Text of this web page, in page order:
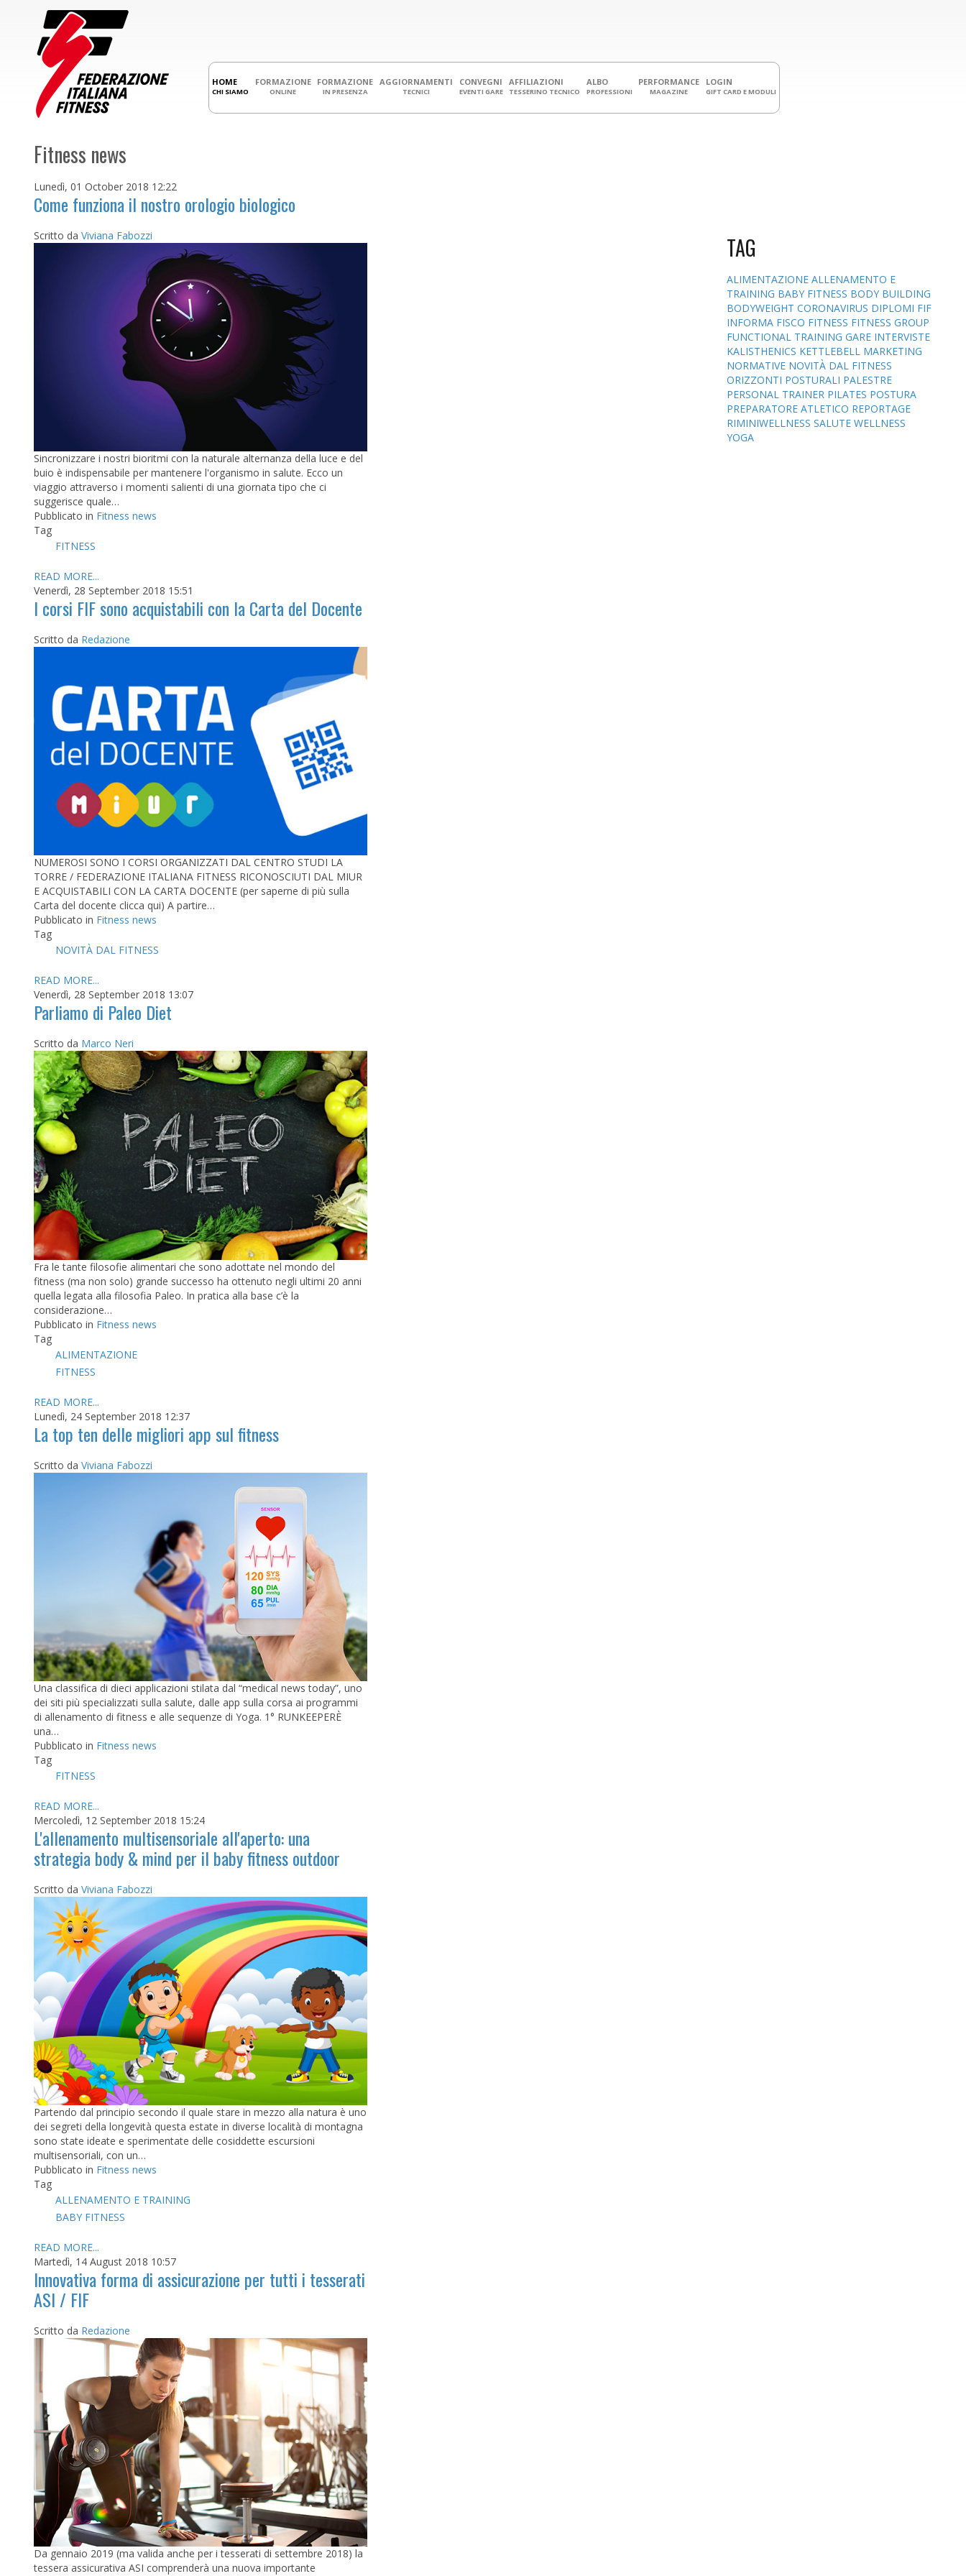
HOME
CHI SIAMO
FORMAZIONE
ONLINE
FORMAZIONE
IN PRESENZA
AGGIORNAMENTI
TECNICI
CONVEGNI
EVENTI GARE
AFFILIAZIONI
TESSERINO TECNICO
ALBO
PROFESSIONI
PERFORMANCE
MAGAZINE
LOGIN
GIFT CARD E MODULI
Fitness news
Lunedì, 01 October 2018 12:22
Come funziona il nostro orologio biologico
Scritto da Viviana Fabozzi
Sincronizzare i nostri bioritmi con la naturale alternanza della luce e del
buio è indispensabile per mantenere l'organismo in salute. Ecco un
viaggio attraverso i momenti salienti di una giornata tipo che ci
suggerisce quale…
Pubblicato in Fitness news
Tag
FITNESS
READ MORE...
Venerdì, 28 September 2018 15:51
I corsi FIF sono acquistabili con la Carta del Docente
Scritto da Redazione
NUMEROSI SONO I CORSI ORGANIZZATI DAL CENTRO STUDI LA
TORRE / FEDERAZIONE ITALIANA FITNESS RICONOSCIUTI DAL MIUR
E ACQUISTABILI CON LA CARTA DOCENTE (per saperne di più sulla
Carta del docente clicca qui) A partire…
Pubblicato in Fitness news
Tag
NOVITÀ DAL FITNESS
READ MORE...
Venerdì, 28 September 2018 13:07
Parliamo di Paleo Diet
Scritto da Marco Neri
Fra le tante filosofie alimentari che sono adottate nel mondo del
fitness (ma non solo) grande successo ha ottenuto negli ultimi 20 anni
quella legata alla filosofia Paleo. In pratica alla base c’è la
considerazione…
Pubblicato in Fitness news
Tag
ALIMENTAZIONE
FITNESS
READ MORE...
Lunedì, 24 September 2018 12:37
La top ten delle migliori app sul fitness
Scritto da Viviana Fabozzi
Una classifica di dieci applicazioni stilata dal “medical news today”, uno
dei siti più specializzati sulla salute, dalle app sulla corsa ai programmi
di allenamento di fitness e alle sequenze di Yoga. 1° RUNKEEPERÈ
una…
Pubblicato in Fitness news
Tag
FITNESS
READ MORE...
Mercoledì, 12 September 2018 15:24
L'allenamento multisensoriale all'aperto: una
strategia body & mind per il baby fitness outdoor
Scritto da Viviana Fabozzi
Partendo dal principio secondo il quale stare in mezzo alla natura è uno
dei segreti della longevità questa estate in diverse località di montagna
sono state ideate e sperimentate delle cosiddette escursioni
multisensoriali, con un…
Pubblicato in Fitness news
Tag
ALLENAMENTO E TRAINING
BABY FITNESS
READ MORE...
Martedì, 14 August 2018 10:57
Innovativa forma di assicurazione per tutti i tesserati
ASI / FIF
Scritto da Redazione
Da gennaio 2019 (ma valida anche per i tesserati di settembre 2018) la
tessera assicurativa ASI comprenderà una nuova importante
TAG
ALIMENTAZIONE ALLENAMENTO E
TRAINING BABY FITNESS BODY BUILDING
BODYWEIGHT CORONAVIRUS DIPLOMI FIF
INFORMA FISCO FITNESS FITNESS GROUP
FUNCTIONAL TRAINING GARE INTERVISTE
KALISTHENICS KETTLEBELL MARKETING
NORMATIVE NOVITÀ DAL FITNESS
ORIZZONTI POSTURALI PALESTRE
PERSONAL TRAINER PILATES POSTURA
PREPARATORE ATLETICO REPORTAGE
RIMINIWELLNESS SALUTE WELLNESS
YOGA